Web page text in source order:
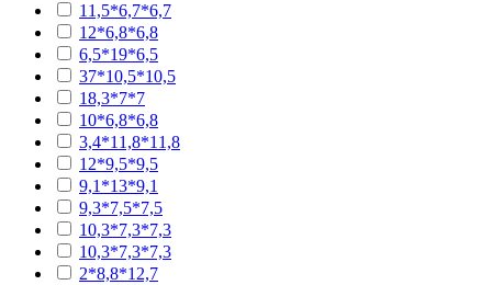
11,5*6,7*6,7
12*6,8*6,8
6,5*19*6,5
37*10,5*10,5
18,3*7*7
10*6,8*6,8
3,4*11,8*11,8
12*9,5*9,5
9,1*13*9,1
9,3*7,5*7,5
10,3*7,3*7,3
10,3*7,3*7,3
2*8,8*12,7